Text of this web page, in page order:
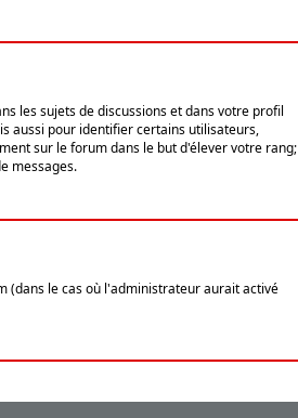
les sujets de discussions et dans votre profil
aussi pour identifier certains utilisateurs,
sur le forum dans le but d'élever votre rang;
messages.
(dans le cas où l'administrateur aurait activé